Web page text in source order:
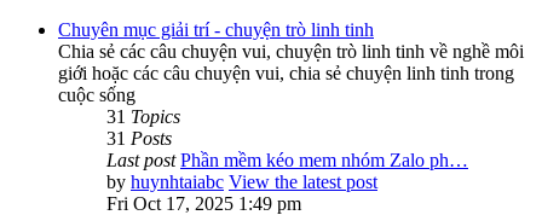
Chuyên mục giải trí - chuyện trò linh tinh
Chia sẻ các câu chuyện vui, chuyện trò linh tinh về nghề môi
giới hoặc các câu chuyện vui, chia sẻ chuyện linh tinh trong
cuộc sống
31 Topics
31 Posts
Last post Phần mềm kéo mem nhóm Zalo ph…
by huynhtaiabc View the latest post
Fri Oct 17, 2025 1:49 pm